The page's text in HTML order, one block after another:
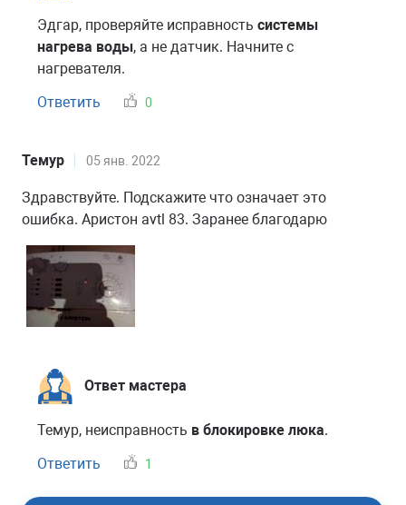
Эдгар, проверяйте исправность системы
нагрева воды, а не датчик. Начните с
нагревателя.
Ответить
0
Темур 05 янв. 2022
Здравствуйте. Подскажите что означает это
ошибка. Аристон avtl 83. Заранее благодарю
Ответ мастера
Темур, неисправность в блокировке люка.
Ответить
1